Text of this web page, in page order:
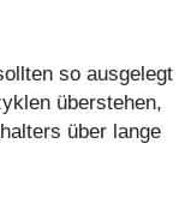
so ausgelegt
überstehen,
über lange